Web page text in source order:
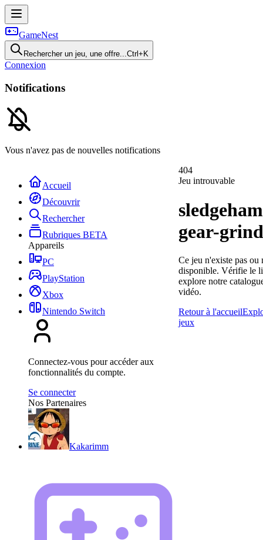
GameNest
Rechercher un jeu, une offre...Ctrl+K
Connexion
Notifications
Vous n'avez pas de nouvelles notifications
Accueil
Découvrir
Rechercher
Rubriques BETA
Appareils
PC
PlayStation
Xbox
Nintendo Switch
Connectez-vous pour accéder aux
fonctionnalités du compte.
Se connecter
Nos Partenaires
Kakarimm
404
Jeu introuvable
gear-
Ce jeu n'existe pas ou
disponible. Vérifie le
explore notre
vidéo.
Retour à l'accueil
jeux